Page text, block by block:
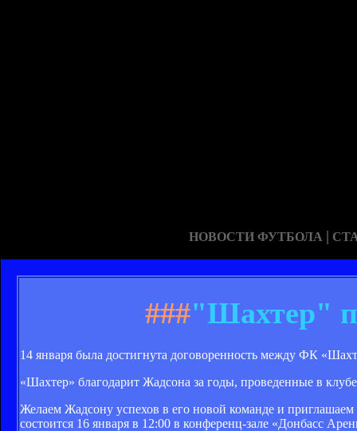
НОВОСТИ ФУТБОЛА |
###"Шахтер"
14 января была достигнута договоренность между ФК
«Шахтер» благодарит Жадсона за годы, проведенные в
Желаем Жадсону успехов в его новой команде и
состоится 16 января в 12:00 в конференц-зале «Донбасс